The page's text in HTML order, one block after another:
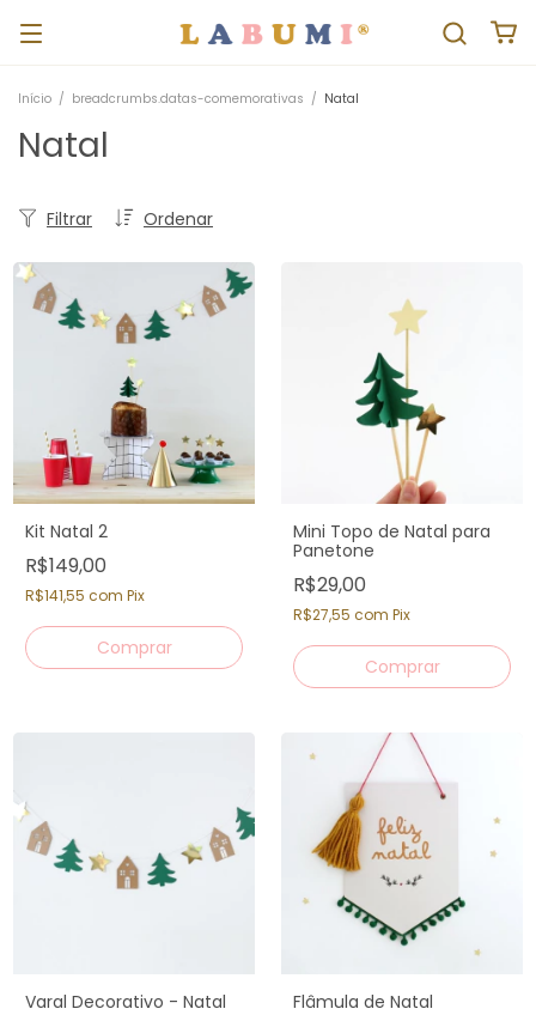
Início / breadcrumbs.datas-comemorativas / Natal
Natal
Ordenar
Filtrar
Kit Natal 2
R$149,00
R$141,55 com Pix
Mini Topo de Natal para
Panetone
R$29,00
R$27,55 com Pix
Varal Decorativo - Natal Flâmula de Natal